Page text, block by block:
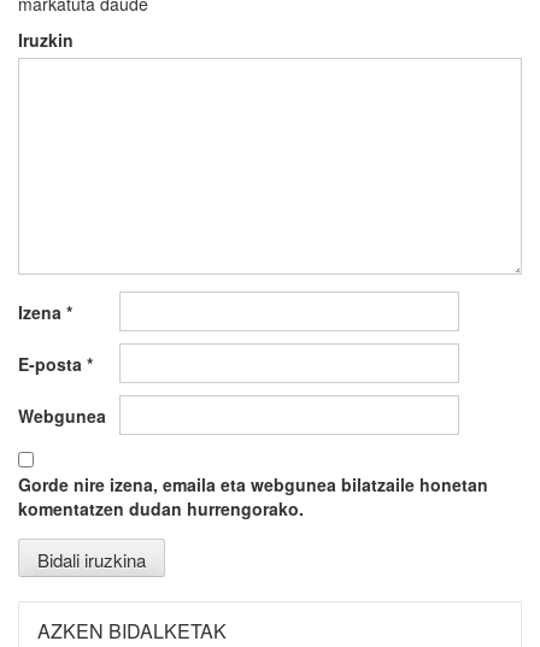
Iruzkin
Izena *
E-posta *
Webgunea
Gorde nire izena, emaila eta webgunea bilatzaile honetan
komentatzen dudan hurrengorako.
AZKEN BIDALKETAK